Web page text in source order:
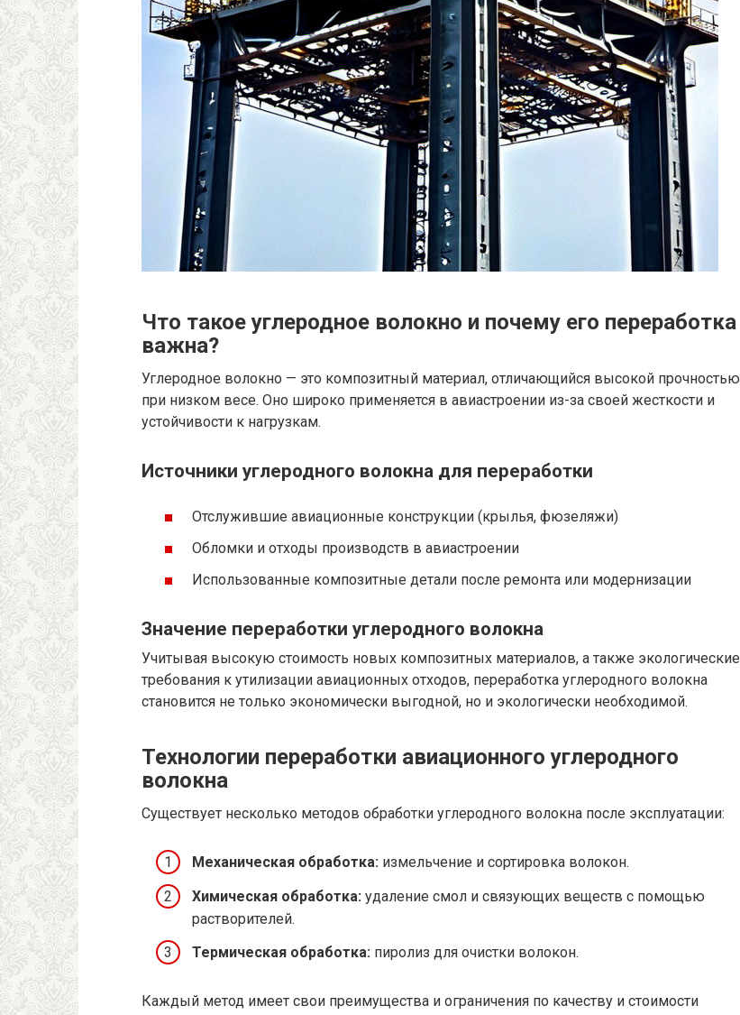
Что такое углеродное волокно и почему его переработка
важна?
Углеродное волокно — это композитный материал, отличающийся высокой прочностью
при низком весе. Оно широко применяется в авиастроении из-за своей жесткости и
устойчивости к нагрузкам.
Источники углеродного волокна для переработки
Отслужившие авиационные конструкции (крылья, фюзеляжи)
Обломки и отходы производств в авиастроении
Использованные композитные детали после ремонта или модернизации
Значение переработки углеродного волокна
Учитывая высокую стоимость новых композитных материалов, а также экологические
требования к утилизации авиационных отходов, переработка углеродного волокна
становится не только экономически выгодной, но и экологически необходимой.
Технологии переработки авиационного углеродного
волокна
Существует несколько методов обработки углеродного волокна после эксплуатации:
Механическая обработка: измельчение и сортировка волокон.
Химическая обработка: удаление смол и связующих веществ с помощью
растворителей.
Термическая обработка: пиролиз для очистки волокон.
Каждый метод имеет свои преимущества и ограничения по качеству и стоимости